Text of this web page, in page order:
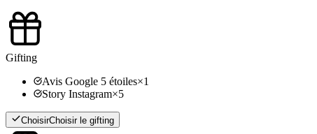
Gifting
Avis Google 5 étoiles×1
Story Instagram×5
ChoisirChoisir le gifting